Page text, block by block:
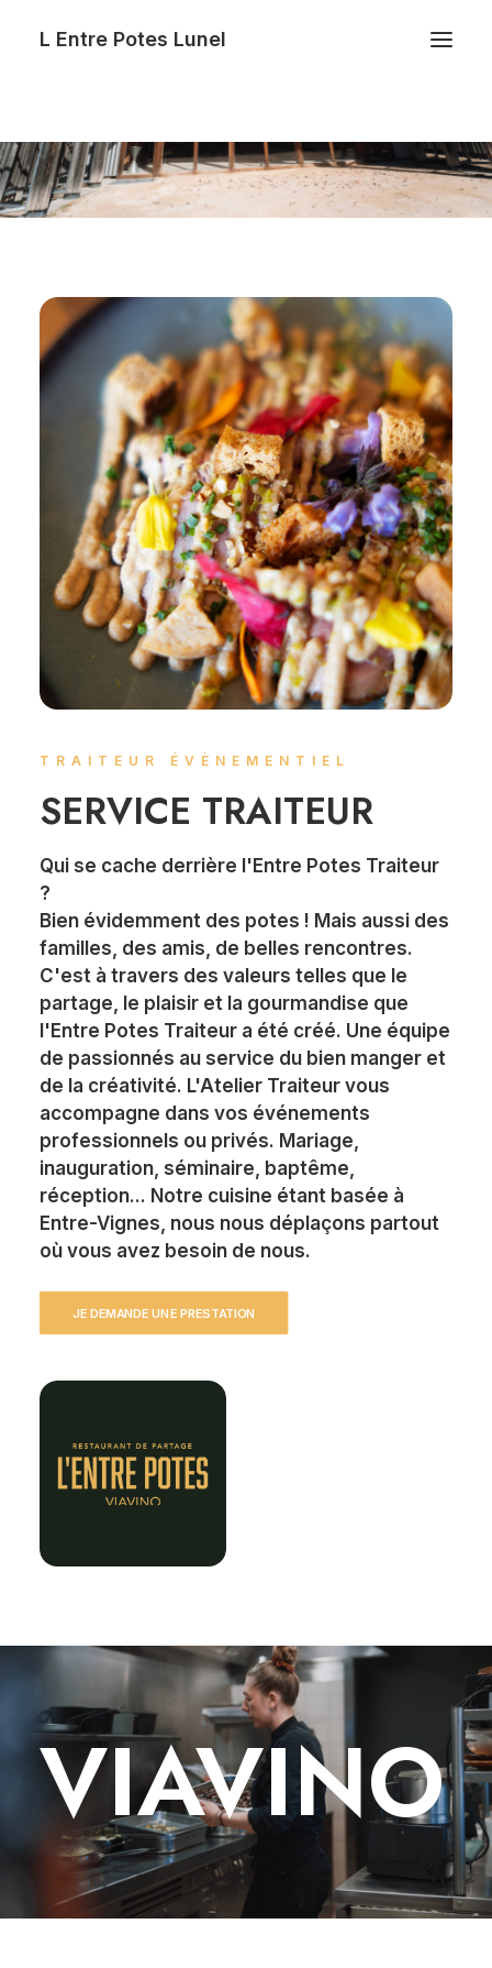
L Entre Potes Lunel
TRAITEUR ÉVÈNEMENTIEL
SERVICE TRAITEUR
Qui se cache derrière l'Entre Potes Traiteur
?
Bien évidemment des potes ! Mais aussi des
familles, des amis, de belles rencontres.
C'est à travers des valeurs telles que le
partage, le plaisir et la gourmandise que
l'Entre Potes Traiteur a été créé. Une équipe
de passionnés au service du bien manger et
de la créativité. L'Atelier Traiteur vous
accompagne dans vos événements
professionnels ou privés. Mariage,
inauguration, séminaire, baptême,
réception... Notre cuisine étant basée à
Entre-Vignes, nous nous déplaçons partout
où vous avez besoin de nous.
JE DEMANDE UNE PRESTATION
VIAVINO